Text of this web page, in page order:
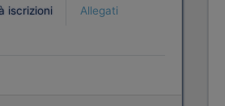
iscrizioni Allegati